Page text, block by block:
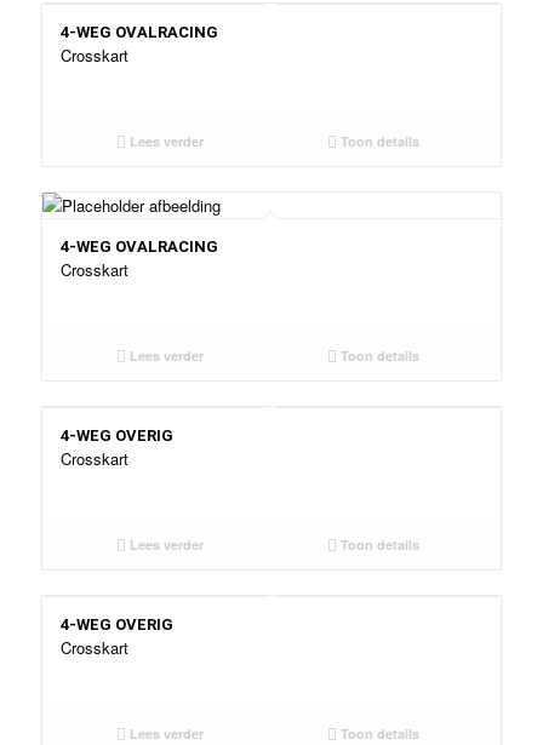
4-WEG OVALRACING
Crosskart
Lees verder Toon details
4-WEG OVALRACING
Crosskart
Lees verder Toon details
4-WEG OVERIG
Crosskart
Lees verder Toon details
4-WEG OVERIG
Crosskart
Lees verder Toon details